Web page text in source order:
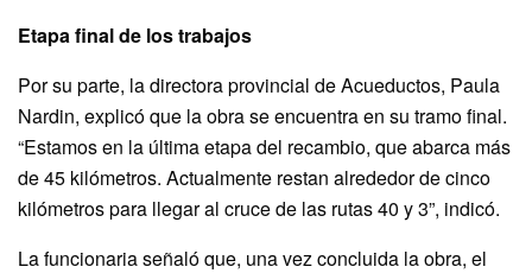
Etapa final de los trabajos
Por su parte, la directora provincial de Acueductos, Paula
Nardin, explicó que la obra se encuentra en su tramo final.
“Estamos en la última etapa del recambio, que abarca más
de 45 kilómetros. Actualmente restan alrededor de cinco
kilómetros para llegar al cruce de las rutas 40 y 3”, indicó.
La funcionaria señaló que, una vez concluida la obra, el